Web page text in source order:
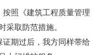
照《建筑工程质量管理
采取防范措施。
期过后，我方同样带给